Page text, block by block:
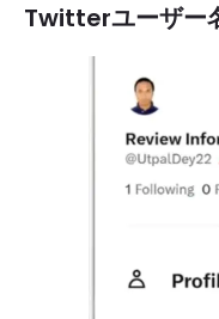
Twitterユーザー